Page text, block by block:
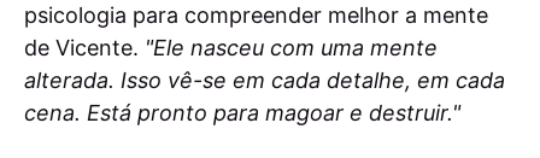
psicologia para compreender melhor a mente
de Vicente. "Ele nasceu com uma mente
alterada. Isso vê-se em cada detalhe, em cada
cena. Está pronto para magoar e destruir."